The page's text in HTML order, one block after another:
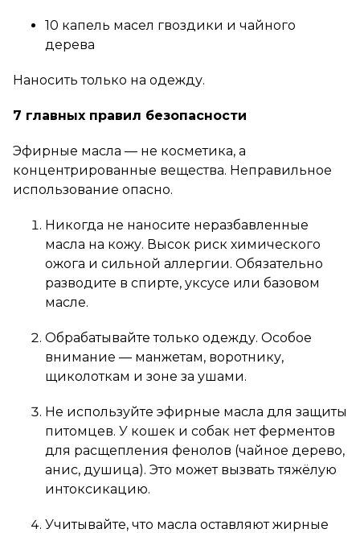
10 капель масел гвоздики и чайного
дерева
Наносить только на одежду.
7 главных правил безопасности
Эфирные масла — не косметика, а
концентрированные вещества. Неправильное
использование опасно.
Никогда не наносите неразбавленные
масла на кожу. Высок риск химического
ожога и сильной аллергии. Обязательно
разводите в спирте, уксусе или базовом
масле.
Обрабатывайте только одежду. Особое
внимание — манжетам, воротнику,
щиколоткам и зоне за ушами.
Не используйте эфирные масла для защиты
питомцев. У кошек и собак нет ферментов
для расщепления фенолов (чайное дерево,
анис, душица). Это может вызвать тяжёлую
интоксикацию.
Учитывайте, что масла оставляют жирные